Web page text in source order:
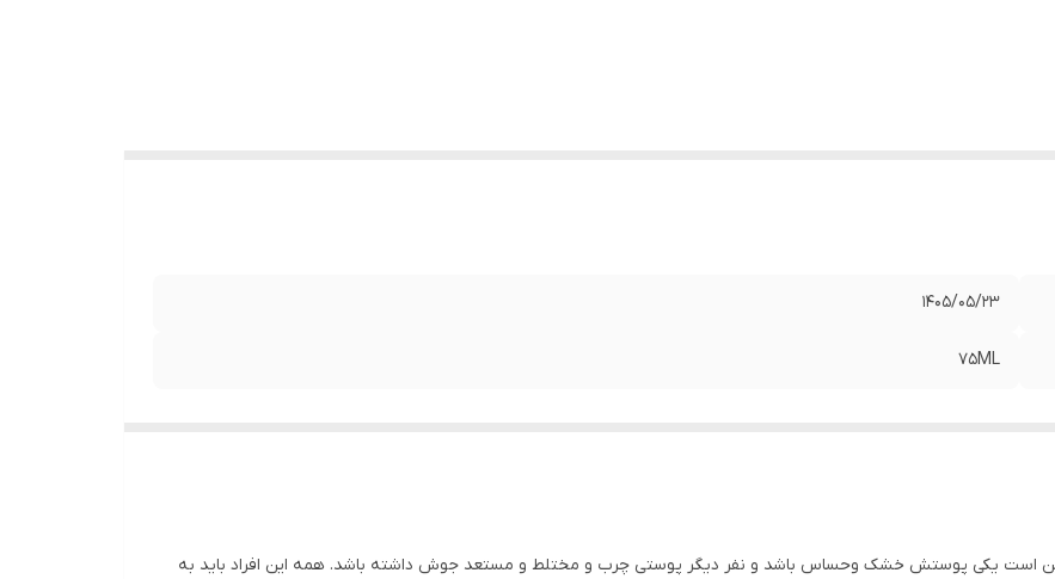
1405/05/23
75ML
است یکی پوستش خشک وحساس باشد و نفر دیگر پوستی چرب و مختلط و مستعد جوش داشته باشد. همه این افراد باید به